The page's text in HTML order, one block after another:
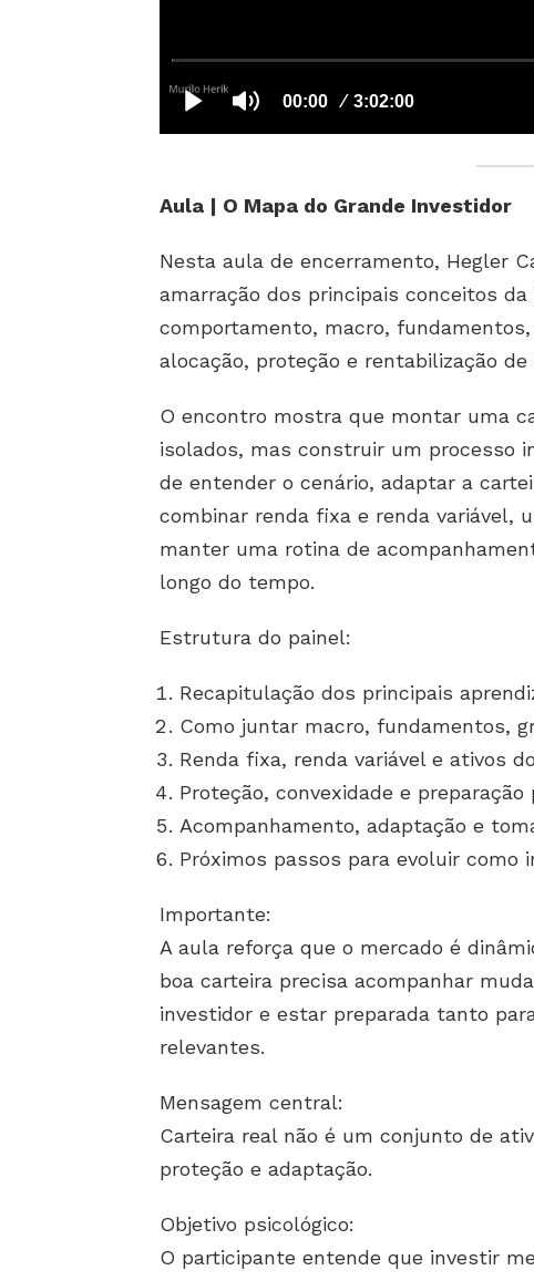
Aula | O Mapa do Grande Investidor
Nesta aula de encerramento, Hegler
amarração dos principais conceitos
comportamento, macro,
alocação, proteção e rentabilização de
O encontro mostra que montar uma
isolados, mas construir um processo
de entender o cenário, adaptar a
combinar renda fixa e renda variável,
manter uma rotina de
longo do tempo.
Estrutura do painel:
Recapitulação dos principais
Como juntar macro, fundamentos,
Renda fixa, renda variável e ativos
Proteção, convexidade e
Acompanhamento, adaptação e
Próximos passos para evoluir como
Importante:
A aula reforça que o mercado é
boa carteira precisa acompanhar
investidor e estar preparada tanto
relevantes.
Mensagem central:
Carteira real não é um conjunto de
proteção e adaptação.
Objetivo psicológico:
O participante entende que investir